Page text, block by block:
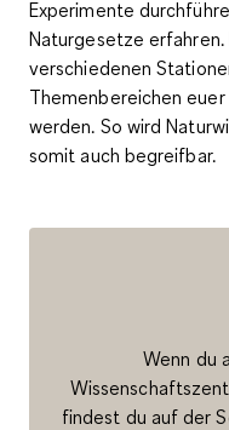
Experimente
Naturgesetze erfahren.
verschiedenen
Themenbereichen
werden. So wird
somit auch begreifbar.
Wenn du
findest du auf der